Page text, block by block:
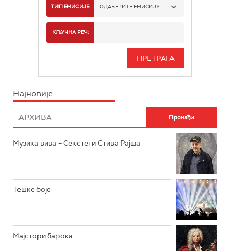
РАДИО БЕОГРАД 1
РАДИО БЕОГРАД 3
РАДИО РОКЕНРОЛЕР
РАДИО ЏЕЗЕР
ТИП ЕМИСИЈЕ: ОДАБЕРИТЕ ЕМИСИЈУ
ИНФО
КЉУЧНА РЕЧ:
Најновије
Музика вива – Секстети Стива Рајша
Тешке боје
Мајстори барока